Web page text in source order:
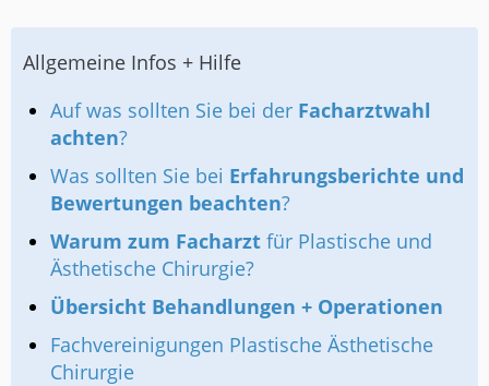
Allgemeine Infos + Hilfe
Auf was sollten Sie bei der Facharztwahl
achten?
Was sollten Sie bei Erfahrungsberichte und
Bewertungen beachten?
Warum zum Facharzt für Plastische und
Ästhetische Chirurgie?
Übersicht Behandlungen + Operationen
Fachvereinigungen Plastische Ästhetische
Chirurgie